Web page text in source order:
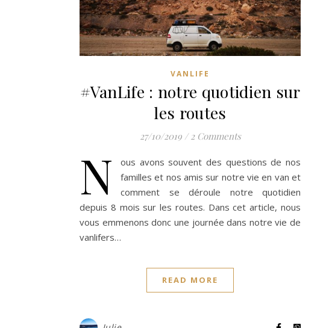
VANLIFE
#VanLife : notre quotidien sur
les routes
27/10/2019 / 2 Comments
N
ous avons souvent des questions de nos
familles et nos amis sur notre vie en van et
comment se déroule notre quotidien
depuis 8 mois sur les routes. Dans cet article, nous
vous emmenons donc une journée dans notre vie de
vanlifers…
READ MORE